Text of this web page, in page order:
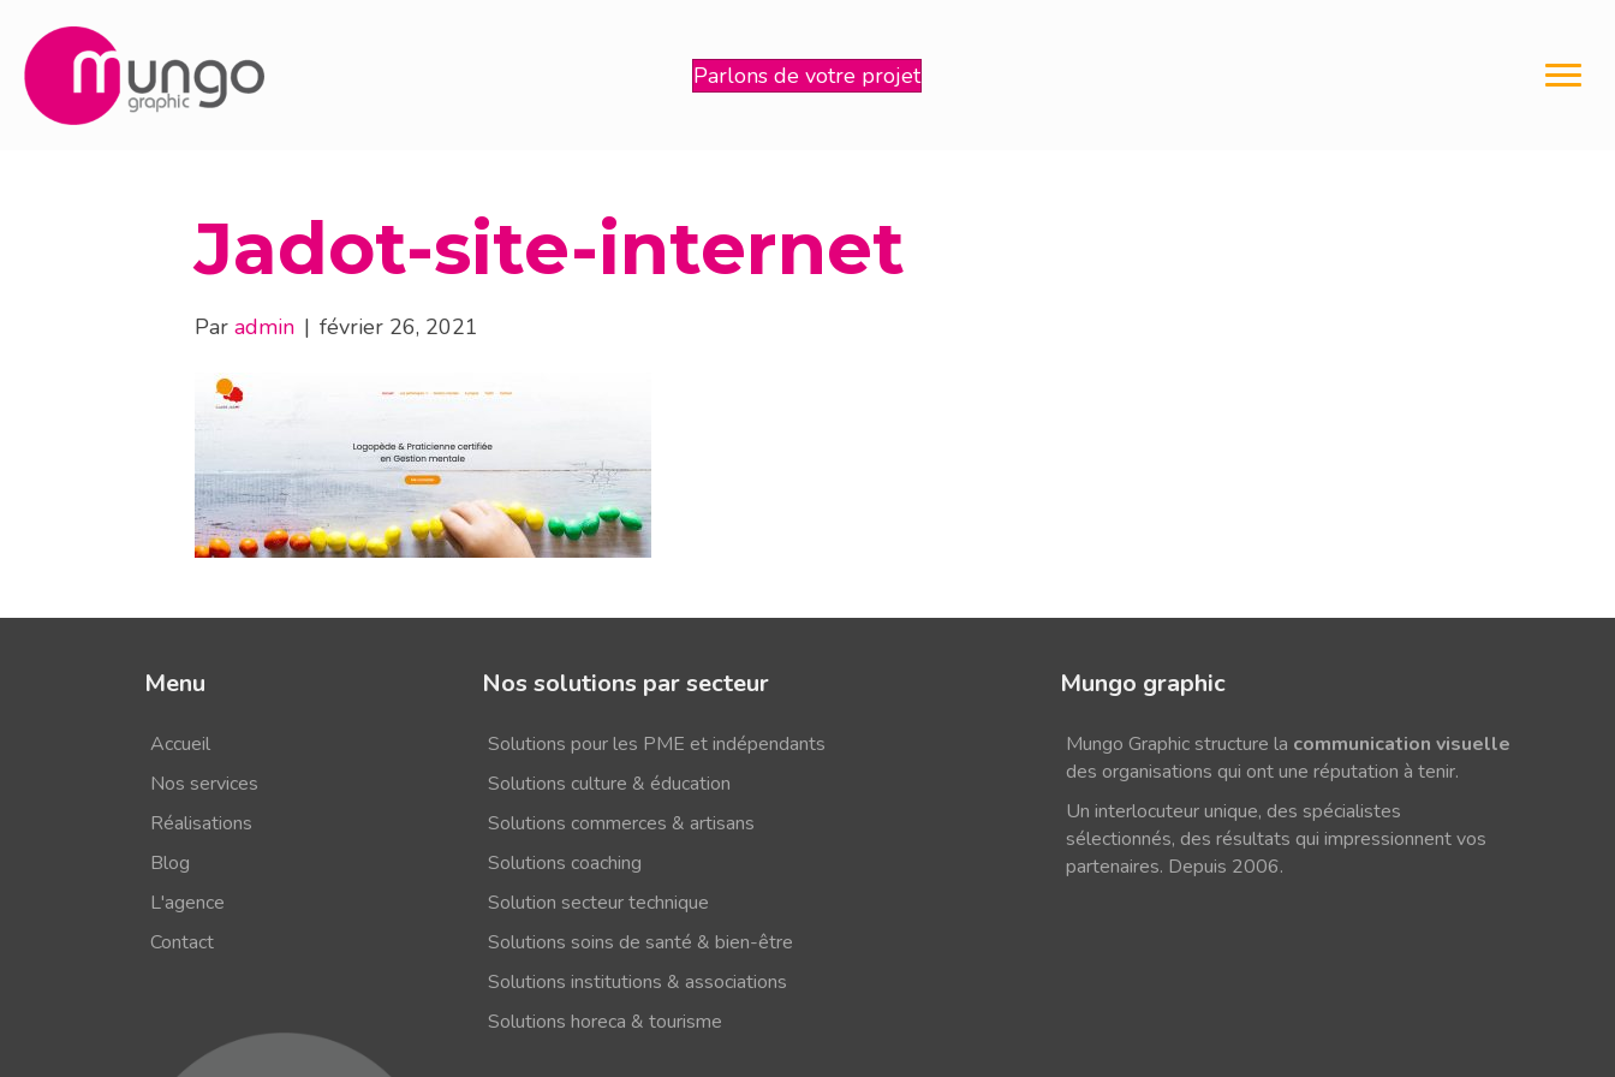
Parlons de votre projet
Jadot-site-internet
Par admin | février 26, 2021
Menu
Accueil
Nos services
Réalisations
Blog
L'agence
Contact
Nos solutions par secteur
Solutions pour les PME et indépendants
Solutions culture & éducation
Solutions commerces & artisans
Solutions coaching
Solution secteur technique
Solutions soins de santé & bien-être
Solutions institutions & associations
Solutions horeca & tourisme
Mungo graphic
Mungo Graphic structure la communication visuelle
des organisations qui ont une réputation à tenir.
Un interlocuteur unique, des spécialistes
sélectionnés, des résultats qui impressionnent vos
partenaires. Depuis 2006.